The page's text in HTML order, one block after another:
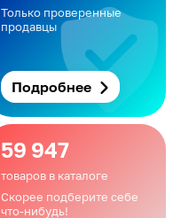
Только проверенные
продавцы
Подробнее
59 947
товаров в каталоге
Скорее подберите себе
что-нибудь!